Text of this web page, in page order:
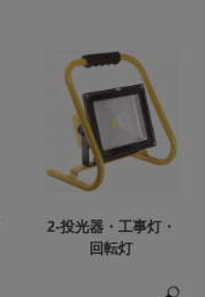
2-投光器・工事灯・
回転灯